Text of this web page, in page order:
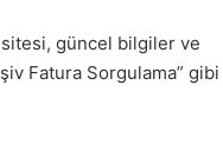
sitesi, güncel bilgiler ve
Fatura Sorgulama” gibi